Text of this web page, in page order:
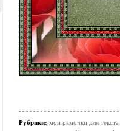
Рубрики: мои рамочки для текста